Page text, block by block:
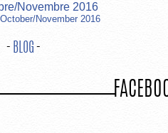
Novembre 2016
November 2016
- BLOG -